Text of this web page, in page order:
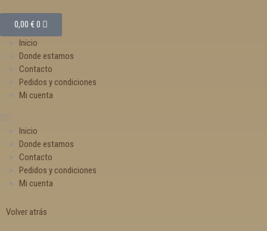
0,00 €0
Inicio
Donde estamos
Contacto
Pedidos y condiciones
Mi cuenta
Inicio
Donde estamos
Contacto
Pedidos y condiciones
Mi cuenta
Volver atrás